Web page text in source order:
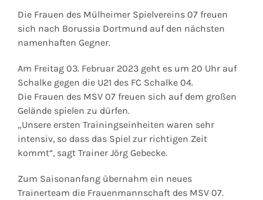
Die Frauen des Mülheimer Spielvereins 07 freuen
sich nach Borussia Dortmund auf den nächsten
namenhaften Gegner.
Am Freitag 03. Februar 2023 geht es um 20 Uhr auf
Schalke gegen die U21 des FC Schalke 04.
Die Frauen des MSV 07 freuen sich auf dem großen
Gelände spielen zu dürfen.
„Unsere ersten Trainingseinheiten waren sehr
intensiv, so dass das Spiel zur richtigen Zeit
kommt“, sagt Trainer Jörg Gebecke.
Zum Saisonanfang übernahm ein neues
Trainerteam die Frauenmannschaft des MSV 07.